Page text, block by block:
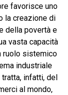
favorisce uno
la creazione di
della povertà e
vasta capacità
ruolo sistemico
industriale
infatti, del
al mondo,